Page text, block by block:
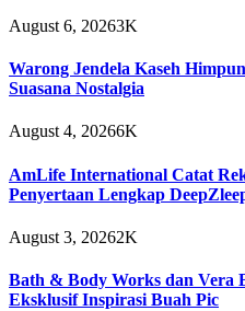
August 6, 20263K
Warong Jendela Kaseh
Suasana Nostalgia
August 4, 20266K
AmLife International Catat
Penyertaan Lengkap
August 3, 20262K
Bath & Body Works dan Vera
Eksklusif Inspirasi Buah Pic